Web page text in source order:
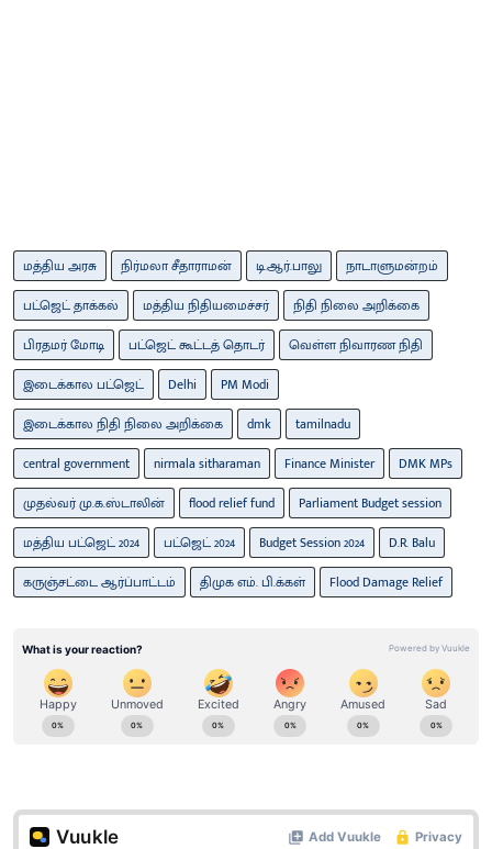
மத்திய அரசு நிர்மலா சீதாராமன் டி.ஆர்.பாலு
நாடாளுமன்றம்
பட்ஜெட் தாக்கல்
மத்திய நிதியமைச்சர்
நிதி நிலை அறிக்கை
பிரதமர் மோடி
பட்ஜெட் கூட்டத் தொடர்
வெள்ள நிவாரண நிதி
இடைக்கால பட்ஜெட்
Delhi
PM Modi
இடைக்கால நிதி நிலை அறிக்கை
dmk
tamilnadu
central government
nirmala sitharaman Finance Minister
DMK MPs
முதல்வர் மு.க.ஸ்டாலின்
flood relief fund
Parliament Budget session
மத்திய பட்ஜெட் 2024
பட்ஜெட் 2024 Budget Session 2024
D.R. Balu
கருஞ்சட்டை ஆர்ப்பாட்டம்
திமுக எம். பி.க்கள் Flood Damage Relief